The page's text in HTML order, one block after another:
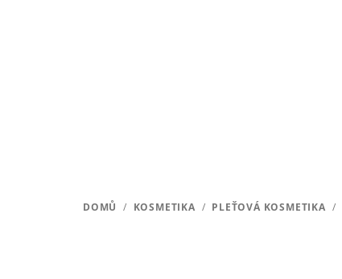
DOMŮ / KOSMETIKA / PLEŤOVÁ KOSMETIKA /